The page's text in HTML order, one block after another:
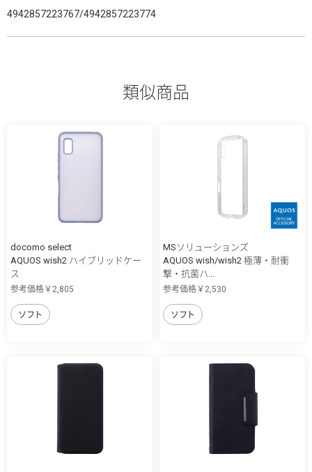
4942857223767/4942857223774
類似商品
docomo select
AQUOS wish2 ハイブリッドケー
ス
参考価格￥2,805
ソフト
MSソリューションズ
AQUOS wish/wish2 極薄・耐衝
撃・抗菌ハ...
参考価格￥2,530
ソフト